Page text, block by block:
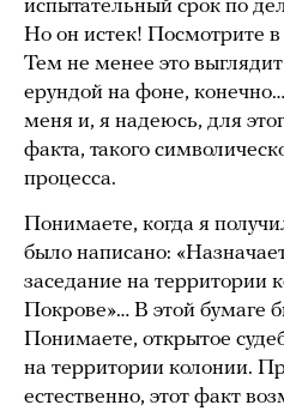
испытательный срок по
Но он истек! Посмотрите
Тем не менее это
ерундой на фоне,
меня и, я надеюсь, для
факта, такого
процесса.
Понимаете, когда я
было написано:
заседание на территории
Покрове»… В этой бумаге
Понимаете, открытое
на территории колонии.
естественно, этот факт